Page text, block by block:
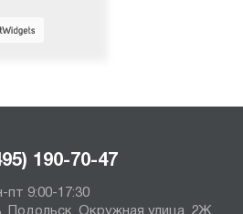
190-70-47
пт 9:00-17:30
Подольск, Окружная улица, 2Ж